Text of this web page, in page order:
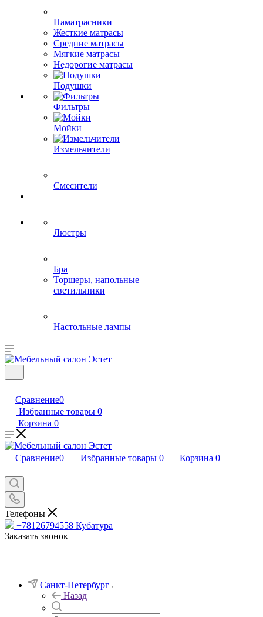
Наматрасники
Жесткие матрасы
Средние матрасы
Мягкие матрасы
Недорогие матрасы
Подушки
Фильтры
Мойки
Измельчители
Смесители
Люстры
Бра
Торшеры, напольные
светильники
Настольные лампы
Сравнение0
Избранные товары 0
Корзина 0
Сравнение0 Избранные товары 0 Корзина 0
Телефоны
+78126794558 Кубатура
Заказать звонок
Санкт-Петербург
Назад